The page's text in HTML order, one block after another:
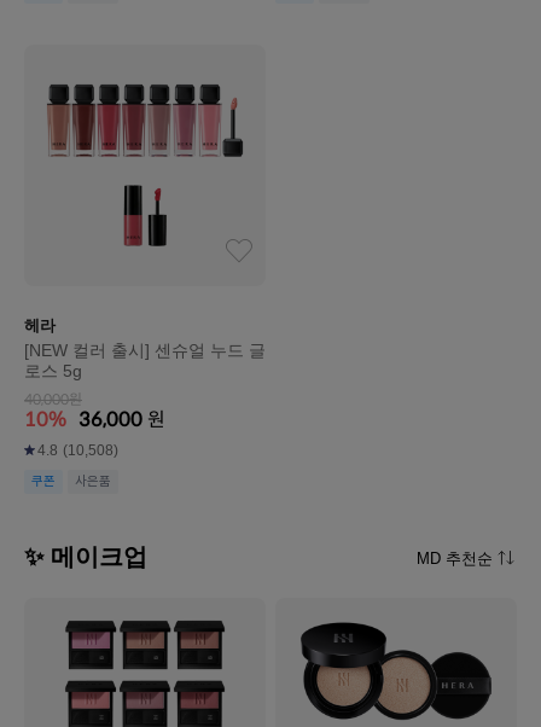
헤라
[NEW 컬러 출시] 센슈얼 누드 글
로스 5g
40,000원
10% 36,000 원
4.8 (10,508)
쿠폰 사은품
✨ 메이크업 MD 추천순